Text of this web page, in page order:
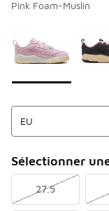
Pink Foam-Muslin
Sélectionner
27.5